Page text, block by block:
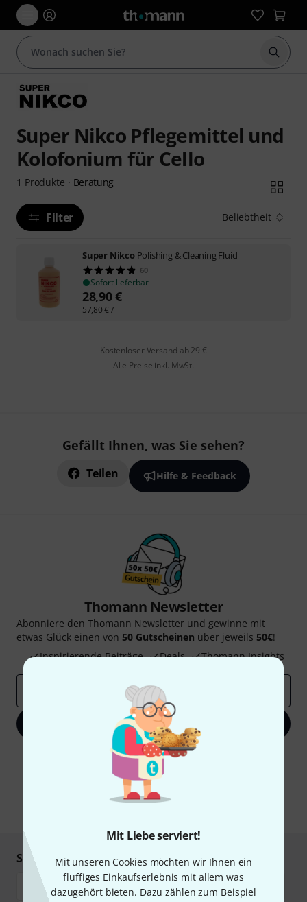
Mit Liebe serviert!
Mit unseren Cookies möchten wir Ihnen ein
fluffiges Einkaufserlebnis mit allem was
dazugehört bieten. Dazu zählen zum Beispiel
Suche
Super Nikco Pflegemittel und
Kolofonium für Cello
1 Produkte · Beratung
Filter Beliebtheit
Super Nikco Polishing & Cleaning Fluid
60
Sofort lieferbar
28,90€
57,80€ / l
Kostenloser Versand ab 29 €
Alle Preise inkl. MwSt.
Gefällt Ihnen, was Sie sehen?
Teilen Hilfe & Feedback
Thomann Newsletter
Abonniere den Thomann Newsletter und gewinne mit
etwas Glück einen von 50 Gutscheinen über jeweils 50€!
Inspirierende Beiträge
Deals Thomann Insights
Jetzt anmelden
Mit Klick auf „Jetzt anmelden“ stimmen Sie dem Erhalt von E-Mail-
Werbung und einer Messung des E-Mail-Nutzungsverhaltens zu. Die
Abmeldung ist jederzeit möglich. Weitere Informationen finden Sie in
unserenDatenschutzhinweisen
Sicher einkaufen & bezahlen